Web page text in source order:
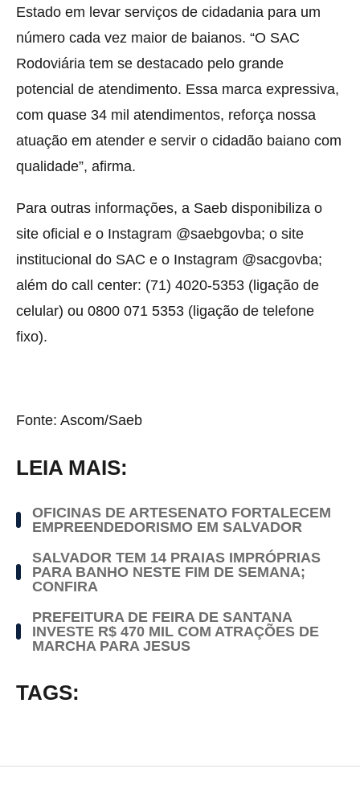
Estado em levar serviços de cidadania para um
número cada vez maior de baianos. “O SAC
Rodoviária tem se destacado pelo grande
potencial de atendimento. Essa marca expressiva,
com quase 34 mil atendimentos, reforça nossa
atuação em atender e servir o cidadão baiano com
qualidade”, afirma.
Para outras informações, a Saeb disponibiliza o
site oficial e o Instagram @saebgovba; o site
institucional do SAC e o Instagram @sacgovba;
além do call center: (71) 4020-5353 (ligação de
celular) ou 0800 071 5353 (ligação de telefone
fixo).
Fonte: Ascom/Saeb
LEIA MAIS:
OFICINAS DE ARTESENATO FORTALECEM
EMPREENDEDORISMO EM SALVADOR
SALVADOR TEM 14 PRAIAS IMPRÓPRIAS
PARA BANHO NESTE FIM DE SEMANA;
CONFIRA
PREFEITURA DE FEIRA DE SANTANA
INVESTE R$ 470 MIL COM ATRAÇÕES DE
MARCHA PARA JESUS
TAGS: